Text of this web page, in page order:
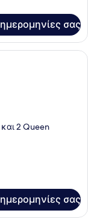
σας
στη Θάλασσα
2 Queen
σας